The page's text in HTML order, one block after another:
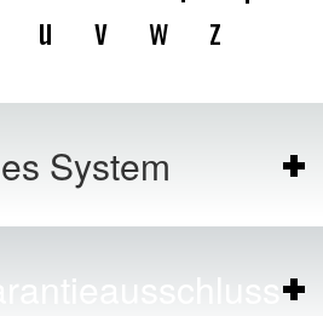
u v w z
System